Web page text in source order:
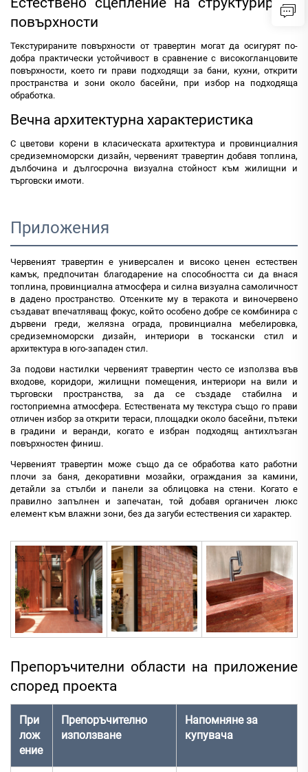
повърхности
Текстурираните повърхности от травертин могат да осигурят по-
добра практически устойчивост в сравнение с високогланцовите
повърхности, което ги прави подходящи за бани, кухни, открити
пространства и зони около басейни, при избор на подходяща
обработка.
Вечна архитектурна характеристика
С цветови корени в класическата архитектура и провинциалния
средиземноморски дизайн, червеният травертин добавя топлина,
дълбочина и дългосрочна визуална стойност към жилищни и
търговски имоти.
Приложения
Червеният травертин е универсален и високо ценен естествен
камък, предпочитан благодарение на способността си да внася
топлина, провинциална атмосфера и силна визуална самоличност
в дадено пространство. Отсенките му в теракота и виночервено
създават впечатляващ фокус, който особено добре се комбинира с
дървени греди, желязна ограда, провинциална мебелировка,
средиземноморски дизайн, интериори в тоскански стил и
архитектура в юго-западен стил.
За подови настилки червеният травертин често се използва във
входове, коридори, жилищни помещения, интериори на вили и
търговски пространства, за да се създаде стабилна и
гостоприемна атмосфера. Естествената му текстура също го прави
отличен избор за открити тераси, площадки около басейни, пътеки
в градини и веранди, когато е избран подходящ антихлъзган
повърхностен финиш.
Червеният травертин може също да се обработва като работни
плочи за баня, декоративни мозайки, ограждания за камини,
детайли за стълби и панели за облицовка на стени. Когато е
правилно запълнен и запечатан, той добавя органичен люкс
елемент към влажни зони, без да загуби естествения си характер.
Препоръчителни области на приложение
според проекта
При
лож
ение
Препоръчително
използване
Напомняне за
купувача